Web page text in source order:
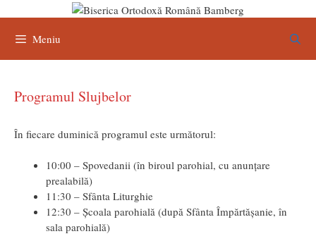
conținutMeniu
Programul Slujbelor
În fiecare duminică programul este următorul:
10:00 – Spovedanii (în biroul parohial, cu anunțare
prealabilă)
11:30 – Sfânta Liturghie
12:30 – Școala parohială (după Sfânta Împărtășanie, în
sala parohială)